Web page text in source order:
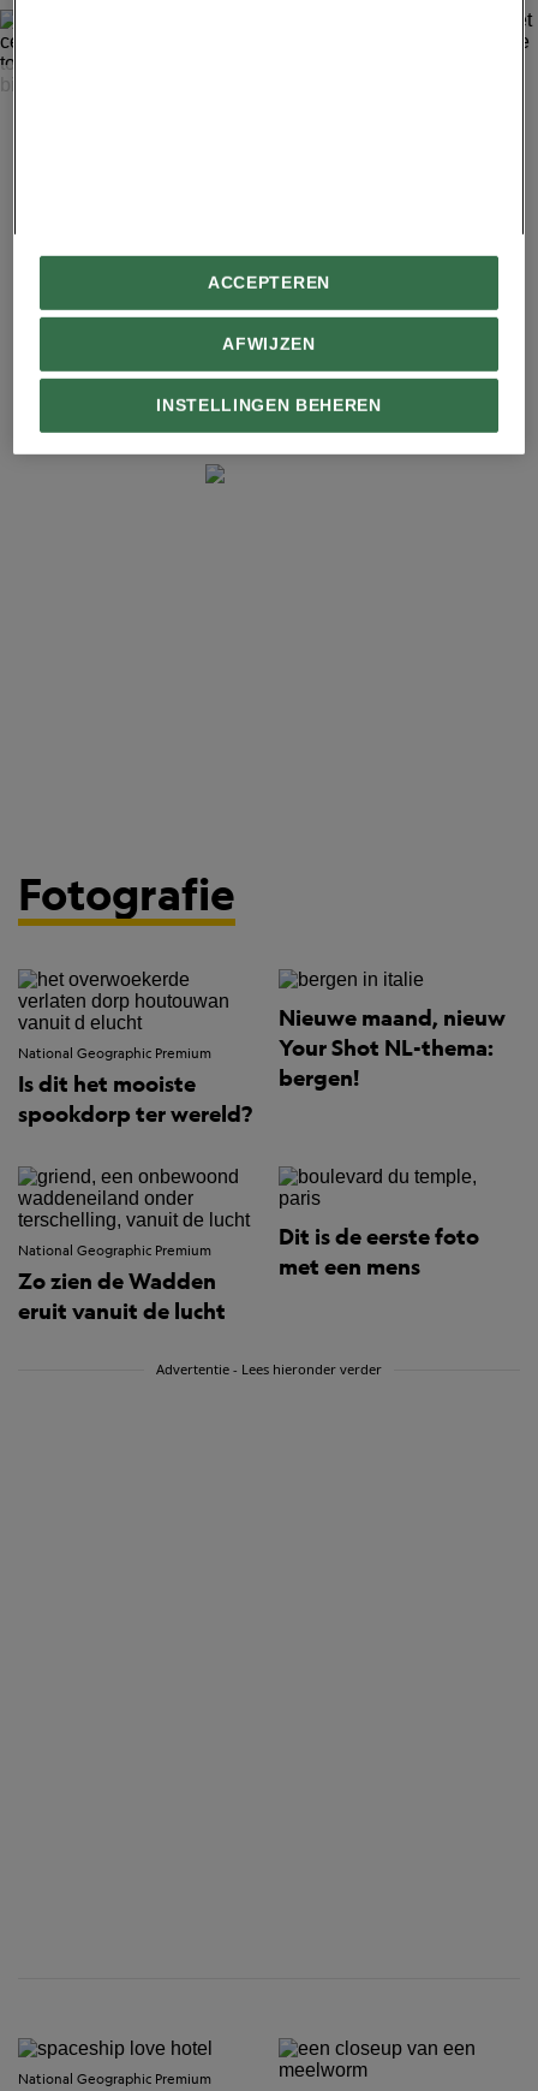
MEER VAN NATIONAL GEOGRAPHIC
Fotografie
National Geographic Premium
Is dit het mooiste
spookdorp ter wereld?
Nieuwe maand, nieuw
Your Shot NL-thema:
bergen!
National Geographic Premium
Zo zien de Wadden
eruit vanuit de lucht
Dit is de eerste foto
met een mens
Advertentie - Lees hieronder verder
National Geographic Premium
INSTELLINGEN BEHEREN
AFWIJZEN
ACCEPTEREN